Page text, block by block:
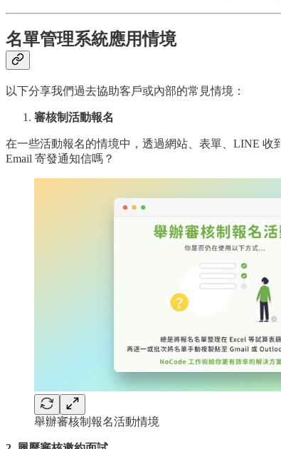
名單管理系統應用情境
以下分享我們過去協助客戶或內部的常見情境：
審核制活動報名
在一些活動報名的情境中，透過網站、表單、LINE 收
Email 寄發通知信嗎？
舉辦審核制報名活動情境